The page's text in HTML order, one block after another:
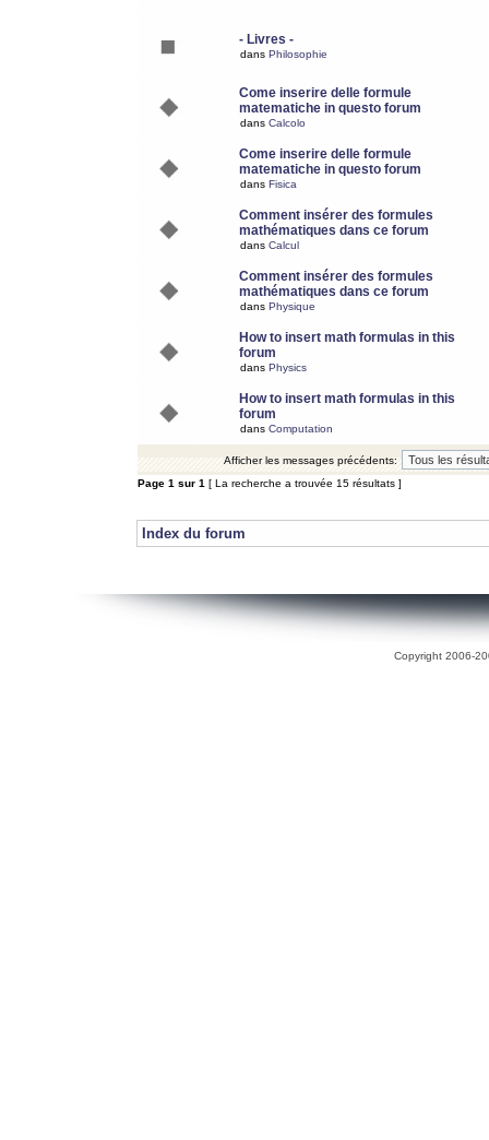
- Livres -
dans Philosophie
Come inserire delle formule
matematiche in questo forum
dans Calcolo
Come inserire delle formule
matematiche in questo forum
dans Fisica
Comment insérer des formules
mathématiques dans ce forum
dans Calcul
Comment insérer des formules
mathématiques dans ce forum
dans Physique
How to insert math formulas in this
forum
dans Physics
How to insert math formulas in this
forum
dans Computation
Afficher les messages précédents:
Page 1 sur 1 [ La recherche a trouvée 15 résultats ]
Index du forum
Copyright 2006-